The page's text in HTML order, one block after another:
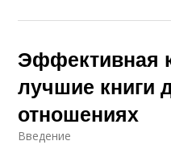
Эффективная
лучшие книги
отношениях
Введение